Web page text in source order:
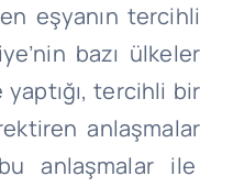
eşyanın tercihli
bazı ülkeler
tercihli bir
anlaşmalar
anlaşmalar ile